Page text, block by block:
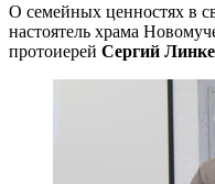
О семейных ценностях в
настоятель храма
протоиерей Сергий